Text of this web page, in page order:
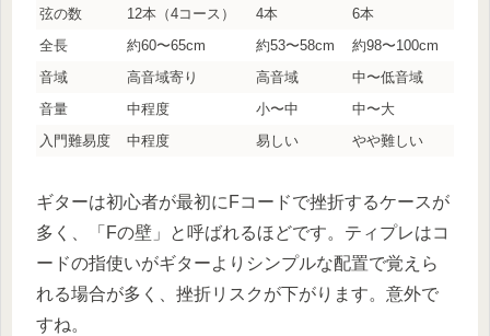
弦の数
12本（4コース） 4本
6本
全長
約60〜65cm 約53〜58cm
約98〜100cm
音域
高音域寄り 高音域
中〜低音域
音量
中程度 小〜中
中〜大
入門難易度
中程度 易しい やや難しい
ギターは初心者が最初にFコードで挫折するケースが
多く、「Fの壁」と呼ばれるほどです。ティプレはコ
ードの指使いがギターよりシンプルな配置で覚えら
れる場合が多く、挫折リスクが下がります。意外で
すね。